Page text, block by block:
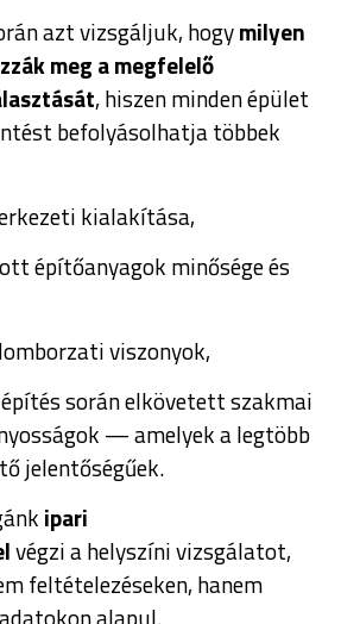
azt vizsgáljuk, hogymilyen
meg a megfelelő
, hiszen minden épület
befolyásolhatja többek
kialakítása,
építőanyagok minősége és
viszonyok,
során elkövetett szakmai
— amelyek a legtöbb
jelentőségűek.
ipari
végzi a helyszíni vizsgálatot,
feltételezéseken, hanem